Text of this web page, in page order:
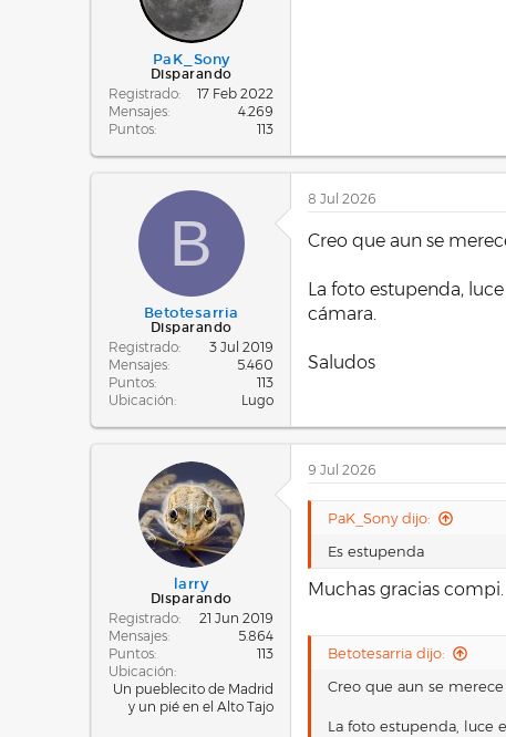
PaK_Sony
Disparando
Registrado
17 Feb 2022
Mensajes
4.269
Puntos
113
B
Betotesarria
Disparando
Registrado
3 Jul 2019
Mensajes
5.460
Puntos
113
Ubicación
Lugo
8 Jul 2026
Creo que aun se
La foto estupenda,
cámara.
Saludos
larry
Disparando
Registrado
21 Jun 2019
Mensajes
5.864
Puntos
113
Ubicación
Un pueblecito de Madrid
y un pié en el Alto Tajo
9 Jul 2026
PaK_Sony dijo:
Es estupenda
Muchas gracias compi.
Betotesarria dijo:
Creo que aun se
La foto estupenda, luce